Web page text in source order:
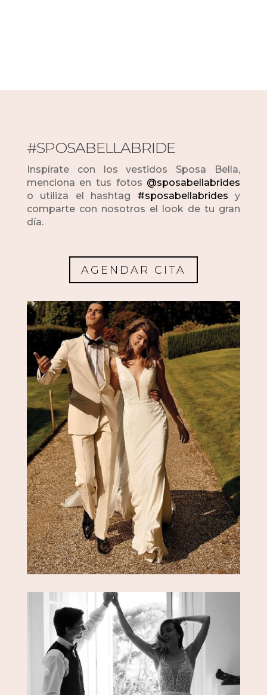
#SPOSABELLABRIDE
Inspírate con los vestidos Sposa Bella,
menciona en tus fotos @sposabellabrides
o utiliza el hashtag #sposabellabrides y
comparte con nosotros el look de tu gran
día.
AGENDAR CITA